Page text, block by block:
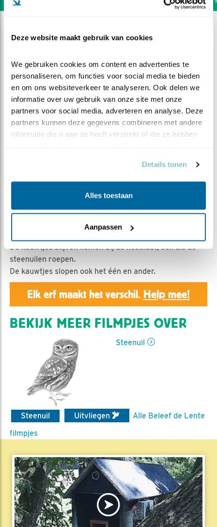
Deze website maakt gebruik van cookies
We gebruiken cookies om content en advertenties te
personaliseren, om functies voor social media te bieden
en om ons websiteverkeer te analyseren. Ook delen we
informatie over uw gebruik van onze site met onze
partners voor social media, adverteren en analyse. Deze
partners kunnen deze gegevens combineren met andere
informatie die u aan ze heeft verstrekt of die ze hebben
Details tonen
Alles toestaan
Aanpassen
Geert | Geplaatst op 3 september 2019, 11:32 |
Bewaar dit filmpje|
1085x
De kauwtjes blijven komen bij de nestkast, ook als de
steenuilen roepen.
De kauwtjes slopen ook het één en ander.
Elk erf maakt het verschil. Help mee!
BEKIJK MEER FILMPJES OVER
Steenuil
Steenuil Uitvliegen
Alle Beleef de Lente
filmpjes